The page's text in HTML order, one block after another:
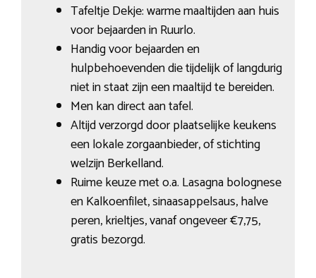
Tafeltje Dekje: warme maaltijden aan huis
voor bejaarden in Ruurlo.
Handig voor bejaarden en
hulpbehoevenden die tijdelijk of langdurig
niet in staat zijn een maaltijd te bereiden.
Men kan direct aan tafel.
Altijd verzorgd door plaatselijke keukens
een lokale zorgaanbieder, of stichting
welzijn Berkelland.
Ruime keuze met o.a. Lasagna bolognese
en Kalkoenfilet, sinaasappelsaus, halve
peren, krieltjes, vanaf ongeveer €7,75,
gratis bezorgd.